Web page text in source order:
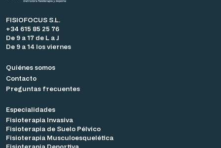
FISIOFOCUS S.L.
+34 615 85 25 76
De 9 a 17 de L a J
De 9 a 14 los viernes
Quiénes somos
Contacto
Preguntas frecuentes
Especialidades
Fisioterapia Invasiva
Fisioterapia de Suelo Pélvico
Fisioterapia Musculoesquelética
Fisioterapia Deportiva